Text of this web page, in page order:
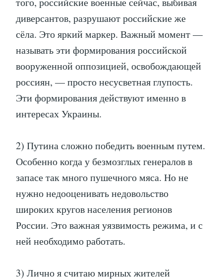
диверсантов, разрушают российские же
сёла. Это яркий маркер. Важный момент —
называть эти формирования российской
вооруженной оппозицией, освобождающей
россиян, — просто несусветная глупость.
Эти формирования действуют именно в
интересах Украины.
2) Путина сложно победить военным путем.
Особенно когда у безмозглых генералов в
запасе так много пушечного мяса. Но не
нужно недооценивать недовольство
широких кругов населения регионов
России. Это важная уязвимость режима, и с
ней необходимо работать.
3) Лично я считаю мирных жителей